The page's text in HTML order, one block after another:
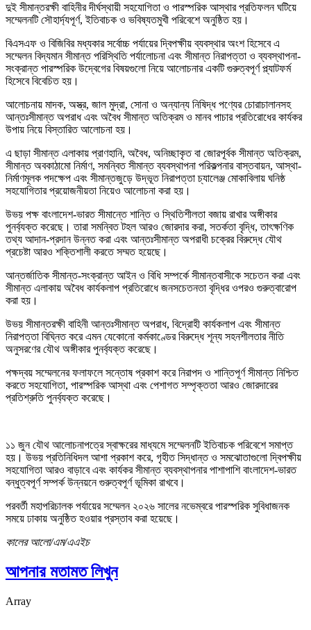
দুই সীমান্তরক্ষী বাহিনীর দীর্ঘস্থায়ী সহযোগিতা ও পারস্পরিক আস্থার প্রতিফলন ঘটিয়ে
সম্মেলনটি সৌহার্দ্যপূর্ণ, ইতিবাচক ও ভবিষ্যতমুখী পরিবেশে অনুষ্ঠিত হয়।
বিএসএফ ও বিজিবির মধ্যকার সর্বোচ্চ পর্যায়ের দ্বিপক্ষীয় ব্যবস্থার অংশ হিসেবে এ
সম্মেলন বিদ্যমান সীমান্ত পরিস্থিতি পর্যালোচনা এবং সীমান্ত নিরাপত্তা ও ব্যবস্থাপনা-
সংক্রান্ত পারস্পরিক উদ্বেগের বিষয়গুলো নিয়ে আলোচনার একটি গুরুত্বপূর্ণ প্ল্যাটফর্ম
হিসেবে বিবেচিত হয়।
আলোচনায় মাদক, অস্ত্র, জাল মুদ্রা, সোনা ও অন্যান্য নিষিদ্ধ পণ্যের চোরাচালানসহ
আন্তঃসীমান্ত অপরাধ এবং অবৈধ সীমান্ত অতিক্রম ও মানব পাচার প্রতিরোধের কার্যকর
উপায় নিয়ে বিস্তারিত আলোচনা হয়।
এ ছাড়া সীমান্ত এলাকায় প্রাণহানি, অবৈধ, অনিচ্ছাকৃত বা জোরপূর্বক সীমান্ত অতিক্রম,
সীমান্ত অবকাঠামো নির্মাণ, সমন্বিত সীমান্ত ব্যবস্থাপনা পরিকল্পনার বাস্তবায়ন, আস্থা-
নির্মাণমূলক পদক্ষেপ এবং সীমান্তজুড়ে উদ্ভূত নিরাপত্তা চ্যালেঞ্জ মোকাবিলায় ঘনিষ্ঠ
সহযোগিতার প্রয়োজনীয়তা নিয়েও আলোচনা করা হয়।
উভয় পক্ষ বাংলাদেশ-ভারত সীমান্তে শান্তি ও স্থিতিশীলতা বজায় রাখার অঙ্গীকার
পুনর্ব্যক্ত করেছে। তারা সমন্বিত টহল আরও জোরদার করা, সতর্কতা বৃদ্ধি, তাৎক্ষণিক
তথ্য আদান-প্রদান উন্নত করা এবং আন্তঃসীমান্ত অপরাধী চক্রের বিরুদ্ধে যৌথ
প্রচেষ্টা আরও শক্তিশালী করতে সম্মত হয়েছে।
আন্তর্জাতিক সীমান্ত-সংক্রান্ত আইন ও বিধি সম্পর্কে সীমান্তবাসীকে সচেতন করা এবং
সীমান্ত এলাকায় অবৈধ কার্যকলাপ প্রতিরোধে জনসচেতনতা বৃদ্ধির ওপরও গুরুত্বারোপ
করা হয়।
উভয় সীমান্তরক্ষী বাহিনী আন্তঃসীমান্ত অপরাধ, বিদ্রোহী কার্যকলাপ এবং সীমান্ত
নিরাপত্তা বিঘ্নিত করে এমন যেকোনো কর্মকাণ্ডের বিরুদ্ধে শূন্য সহনশীলতার নীতি
অনুসরণের যৌথ অঙ্গীকার পুনর্ব্যক্ত করেছে।
পক্ষদ্বয় সম্মেলনের ফলাফলে সন্তোষ প্রকাশ করে নিরাপদ ও শান্তিপূর্ণ সীমান্ত নিশ্চিত
করতে সহযোগিতা, পারস্পরিক আস্থা এবং পেশাগত সম্পৃক্ততা আরও জোরদারের
প্রতিশ্রুতি পুনর্ব্যক্ত করেছে।
১১ জুন যৌথ আলোচনাপত্রে স্বাক্ষরের মাধ্যমে সম্মেলনটি ইতিবাচক পরিবেশে সমাপ্ত
হয়। উভয় প্রতিনিধিদল আশা প্রকাশ করে, গৃহীত সিদ্ধান্ত ও সমঝোতাগুলো দ্বিপক্ষীয়
সহযোগিতা আরও বাড়াবে এবং কার্যকর সীমান্ত ব্যবস্থাপনার পাশাপাশি বাংলাদেশ-ভারত
বন্ধুত্বপূর্ণ সম্পর্ক উন্নয়নে গুরুত্বপূর্ণ ভূমিকা রাখবে।
পরবর্তী মহাপরিচালক পর্যায়ের সম্মেলন ২০২৬ সালের নভেম্বরে পারস্পরিক সুবিধাজনক
সময়ে ঢাকায় অনুষ্ঠিত হওয়ার প্রস্তাব করা হয়েছে।
কালের আলো/এম/এএইচ
আপনার মতামত লিখুন
Array